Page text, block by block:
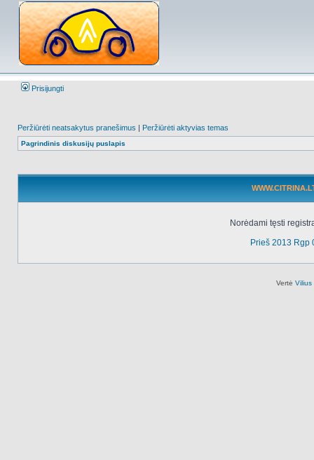
Prisijungti
Peržiūrėti neatsakytus pranešimus | Peržiūrėti aktyvias temas
Pagrindinis diskusijų puslapis
Norėdami tęsti
Prieš 2013 Rgp
Vertė Vilius